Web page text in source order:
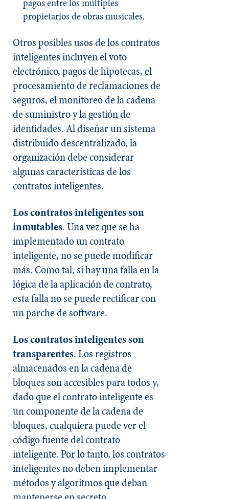
propietarios de obras musicales.
Otros posibles usos de los contratos
inteligentes incluyen el voto
electrónico, pagos de hipotecas, el
procesamiento de reclamaciones de
seguros, el monitoreo de la cadena
de suministro y la gestión de
identidades. Al diseñar un sistema
distribuido descentralizado, la
organización debe considerar
algunas características de los
contratos inteligentes.
Los contratos inteligentes son
inmutables. Una vez que se ha
implementado un contrato
inteligente, no se puede modificar
más. Como tal, si hay una falla en la
lógica de la aplicación de contrato,
esta falla no se puede rectificar con
un parche de software.
Los contratos inteligentes son
transparentes. Los registros
almacenados en la cadena de
bloques son accesibles para todos y,
dado que el contrato inteligente es
un componente de la cadena de
bloques, cualquiera puede ver el
código fuente del contrato
inteligente. Por lo tanto, los contratos
inteligentes no deben implementar
métodos y algoritmos que deban